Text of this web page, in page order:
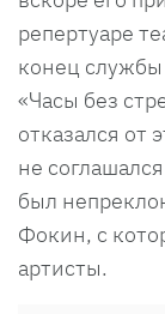
репертуаре
конец службы
«Часы без
отказался от
не
был
Фокин, с
артисты.